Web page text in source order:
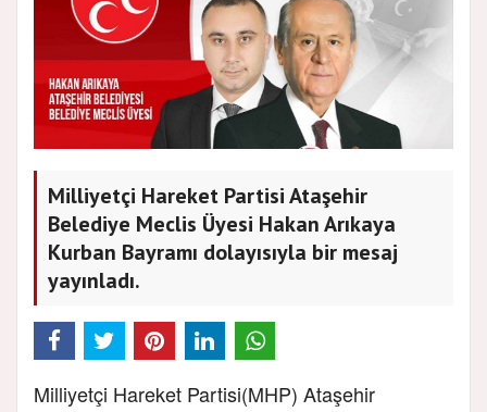
Milliyetçi Hareket Partisi Ataşehir
Belediye Meclis Üyesi Hakan Arıkaya
Kurban Bayramı dolayısıyla bir mesaj
yayınladı.
Milliyetçi Hareket Partisi(MHP) Ataşehir